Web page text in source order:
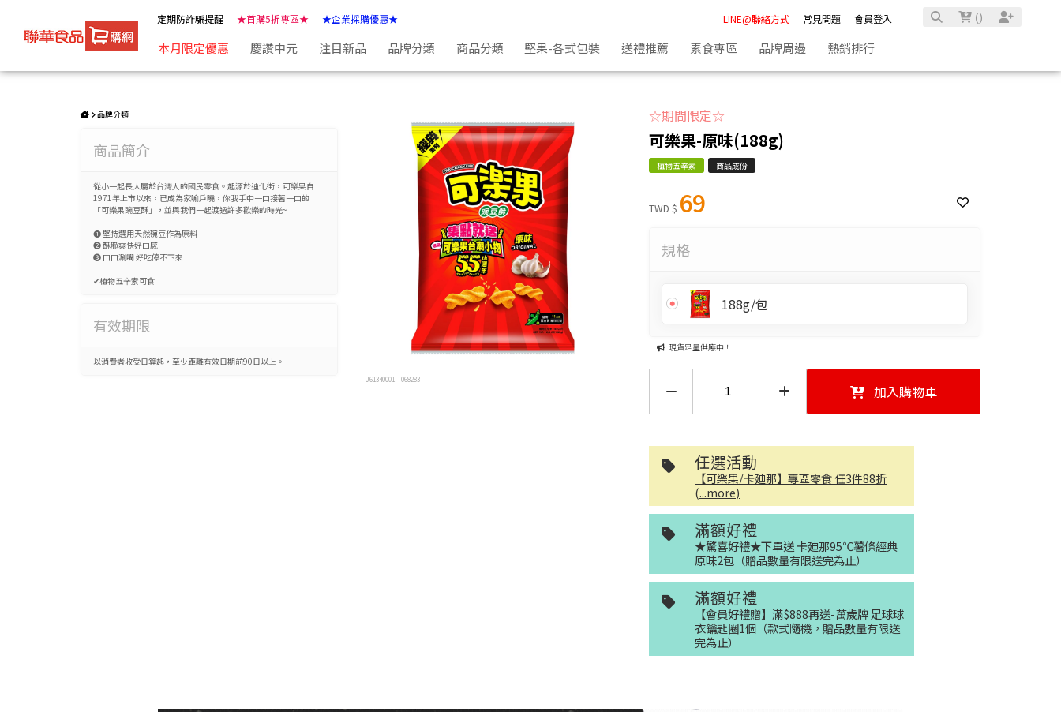
定期防詐騙提醒 ★首購5折專區★ ★企業採購優惠★ LINE@聯絡方式 常見問題 會員登入 ()
本月限定優惠 慶讚中元 注目新品 品牌分類 商品分類 堅果-各式包裝 送禮推薦 素食專區 品牌周邊 熱銷排行
品牌分類
商品簡介
從小一起長大屬於台灣人的國民零食。起源於迪化街，可樂果自
1971年上市以來，已成為家喻戶曉，你我手中一口接著一口的
「可樂果豌豆酥」，並與我們一起渡過許多歡樂的時光~
➊ 堅持選用天然碗豆作為原料
➋ 酥脆爽快好口感
➌ 口口涮嘴 好吃停不下來
✔植物五辛素可食
有效期限
以消費者收受日算起，至少距離有效日期前90日以上。
U61340001 068283
☆期間限定☆
可樂果-原味(188g)
植物五辛素 商品成份
TWD $ 69
規格
188g/包
現貨足量供應中！
加入購物車
任選活動
【可樂果/卡廸那】專區零食 任3件88折
(...more)
滿額好禮
★驚喜好禮★下單送 卡廸那95℃薯條經典
原味2包（贈品數量有限送完為止）
滿額好禮
【會員好禮贈】滿$888再送-萬歲牌 足球球
衣鑰匙圈1個（款式隨機，贈品數量有限送
完為止）